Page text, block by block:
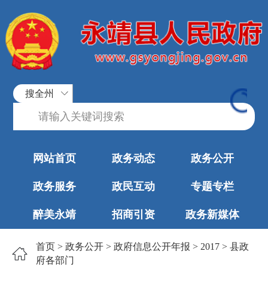
搜全州
网站首页 政务动态 政务公开
政务服务 政民互动 专题专栏
醉美永靖 招商引资 政务新媒体
首页 > 政务公开 > 政府信息公开年报 > 2017 > 县政
府各部门